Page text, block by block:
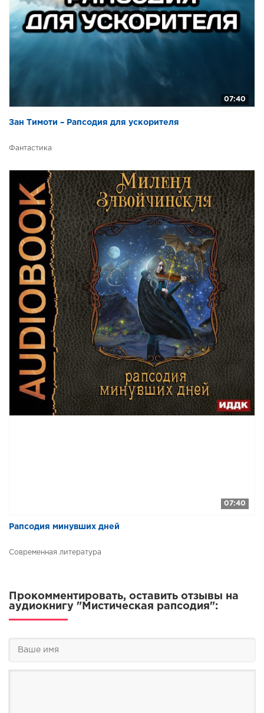
07:40
Зан Тимоти – Рапсодия для ускорителя
Фантастика
07:40
​​Рапсодия минувших дней
Современная литература
Прокомментировать, оставить отзывы на
аудиокнигу "Мистическая рапсодия":